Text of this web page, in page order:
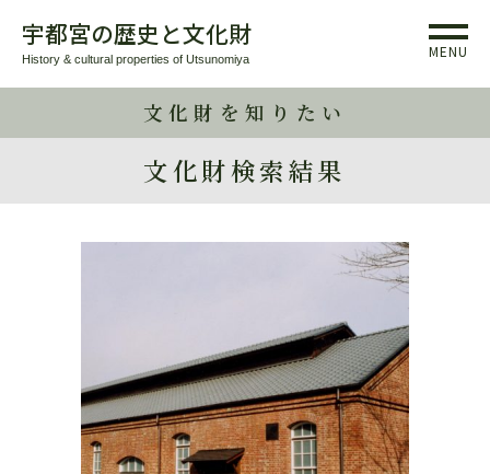
宇都宮の歴史と文化財
History & cultural properties of Utsunomiya MENU
文化財を知りたい
文化財検索結果